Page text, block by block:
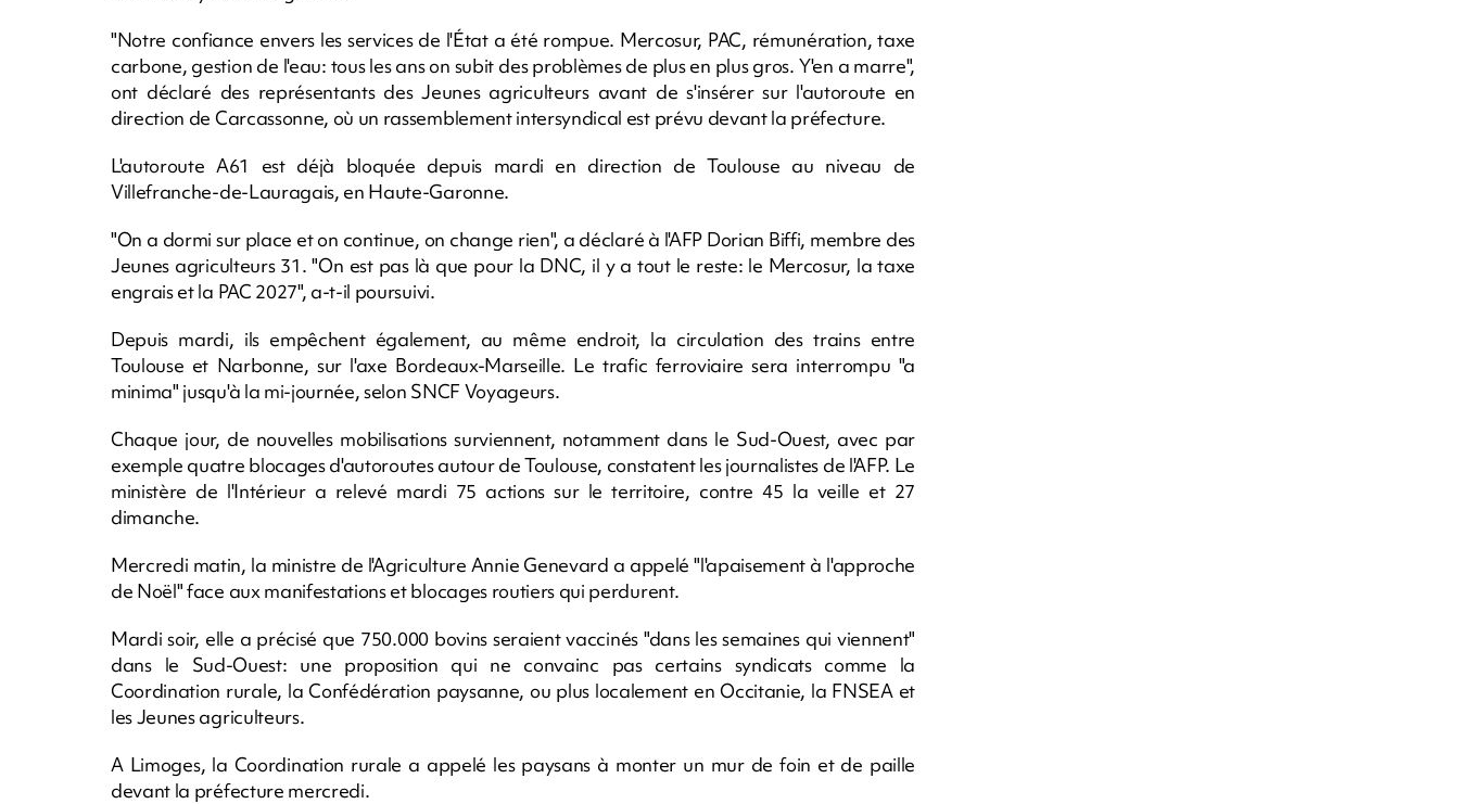
"Notre confiance envers les services de l'État a été rompue. Mercosur, PAC, rémunération, taxe
carbone, gestion de l'eau: tous les ans on subit des problèmes de plus en plus gros. Y'en a marre",
ont déclaré des représentants des Jeunes agriculteurs avant de s'insérer sur l'autoroute en
direction de Carcassonne, où un rassemblement intersyndical est prévu devant la préfecture.
L'autoroute A61 est déjà bloquée depuis mardi en direction de Toulouse au niveau de
Villefranche-de-Lauragais, en Haute-Garonne.
"On a dormi sur place et on continue, on change rien", a déclaré à l'AFP Dorian Biffi, membre des
Jeunes agriculteurs 31. "On est pas là que pour la DNC, il y a tout le reste: le Mercosur, la taxe
engrais et la PAC 2027", a-t-il poursuivi.
Depuis mardi, ils empêchent également, au même endroit, la circulation des trains entre
Toulouse et Narbonne, sur l'axe Bordeaux-Marseille. Le trafic ferroviaire sera interrompu "a
minima" jusqu'à la mi-journée, selon SNCF Voyageurs.
Chaque jour, de nouvelles mobilisations surviennent, notamment dans le Sud-Ouest, avec par
exemple quatre blocages d'autoroutes autour de Toulouse, constatent les journalistes de l'AFP. Le
ministère de l'Intérieur a relevé mardi 75 actions sur le territoire, contre 45 la veille et 27
dimanche.
Mercredi matin, la ministre de l'Agriculture Annie Genevard a appelé "l'apaisement à l'approche
de Noël" face aux manifestations et blocages routiers qui perdurent.
Mardi soir, elle a précisé que 750.000 bovins seraient vaccinés "dans les semaines qui viennent"
dans le Sud-Ouest: une proposition qui ne convainc pas certains syndicats comme la
Coordination rurale, la Confédération paysanne, ou plus localement en Occitanie, la FNSEA et
les Jeunes agriculteurs.
A Limoges, la Coordination rurale a appelé les paysans à monter un mur de foin et de paille
devant la préfecture mercredi.